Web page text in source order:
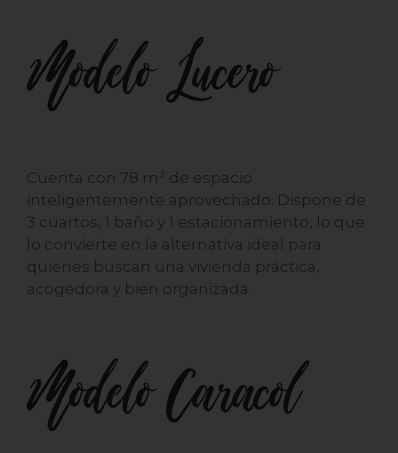
Modelo Lucero
Cuenta con 78 m² de espacio
inteligentemente aprovechado. Dispone de
3 cuartos, 1 baño y 1 estacionamiento, lo que
lo convierte en la alternativa ideal para
quienes buscan una vivienda práctica,
acogedora y bien organizada.
Modelo Caracol